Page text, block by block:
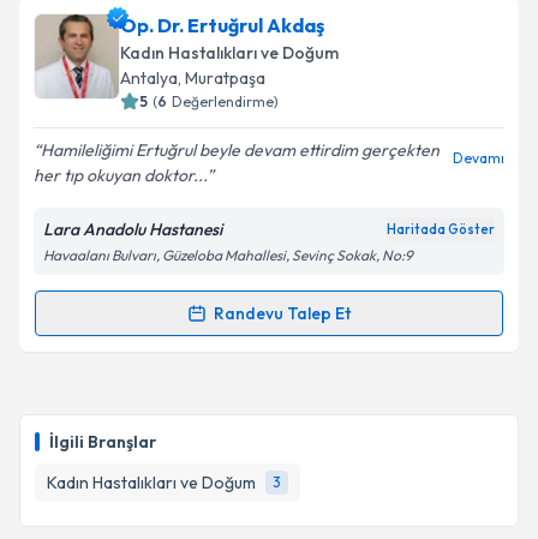
İlgili Branşlar
Kadın Hastalıkları ve Doğum
3
Op. Dr. Funda Erdoğan
oluşturun. Size bu uzmandan randevu almanız için bir
takvim hazırlandığında e-posta ile bilgilendireceğiz.
E-posta Adresiniz
Kişisel verilerimin işlenmesine ilişkin
Aydınlatma
Metni 'ni okudum ve kişisel verilerimin belirtilen
Op. Dr. Ertuğrul Akdaş
Kadın Hastalıkları ve Doğum
Antalya
, Muratpaşa
6 Değerlendirme)
Hamileliğimi Ertuğrul beyle devam ettirdim gerçekten
her tıp okuyan doktor...
Lara Anadolu Hastanesi
Randevu Talep Et
Randevu Takvimi Talebi
oluşturun. Size bu uzmandan randevu almanız için bir
takvim hazırlandığında e-posta ile bilgilendireceğiz.
E-posta Adresiniz